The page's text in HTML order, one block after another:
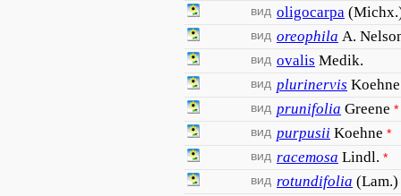
вид oligocarpa
вид oreophila A.
вид ovalis Medik.
вид plurinervis Koehne
вид prunifolia Greene *
вид purpusii Koehne *
вид racemosa Lindl. *
вид rotundifolia (Lam.)